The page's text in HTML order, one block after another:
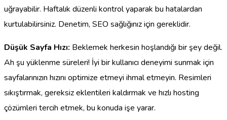
uğrayabilir. Haftalık düzenli kontrol yaparak bu hatalardan
kurtulabilirsiniz. Denetim, SEO sağlığınız için gereklidir.
Düşük Sayfa Hızı: Beklemek herkesin hoşlandığı bir şey değil.
Ah şu yüklenme süreleri! İyi bir kullanıcı deneyimi sunmak için
sayfalarınızın hızını optimize etmeyi ihmal etmeyin. Resimleri
sıkıştırmak, gereksiz eklentileri kaldırmak ve hızlı hosting
çözümleri tercih etmek, bu konuda işe yarar.